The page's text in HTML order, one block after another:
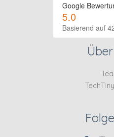
Google
5.0
Basierend auf